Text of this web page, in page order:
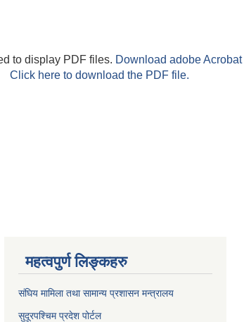
to display PDF files. Download adobe Acrobat
Click here to download the PDF file.
महत्वपुर्ण लिङ्कहरु
संघिय मामिला तथा सामान्य प्रशासन मन्त्रालय
सुदूरपश्चिम प्रदेश पोर्टल